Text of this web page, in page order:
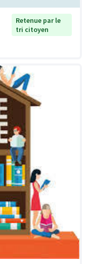
Retenue par le
tri citoyen